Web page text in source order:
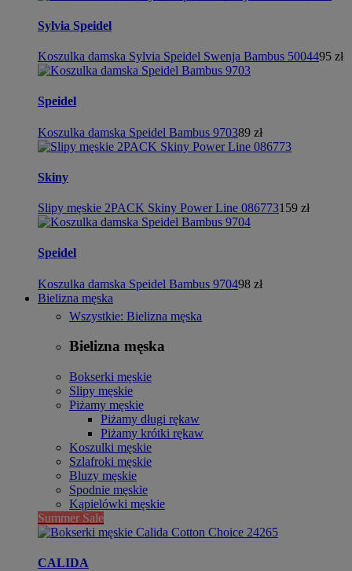
Sylvia Speidel
Koszulka damska Sylvia Speidel Swenja Bambus 5004495 zł
Speidel
Koszulka damska Speidel Bambus 970389 zł
Skiny
Slipy męskie 2PACK Skiny Power Line 086773159 zł
Speidel
Koszulka damska Speidel Bambus 970498 zł
Bielizna męska
Wszystkie: Bielizna męska
Bielizna męska
Bokserki męskie
Slipy męskie
Piżamy męskie
Piżamy długi rękaw
Piżamy krótki rękaw
Koszulki męskie
Szlafroki męskie
Bluzy męskie
Spodnie męskie
Kąpielówki męskie
Summer Sale
CALIDA